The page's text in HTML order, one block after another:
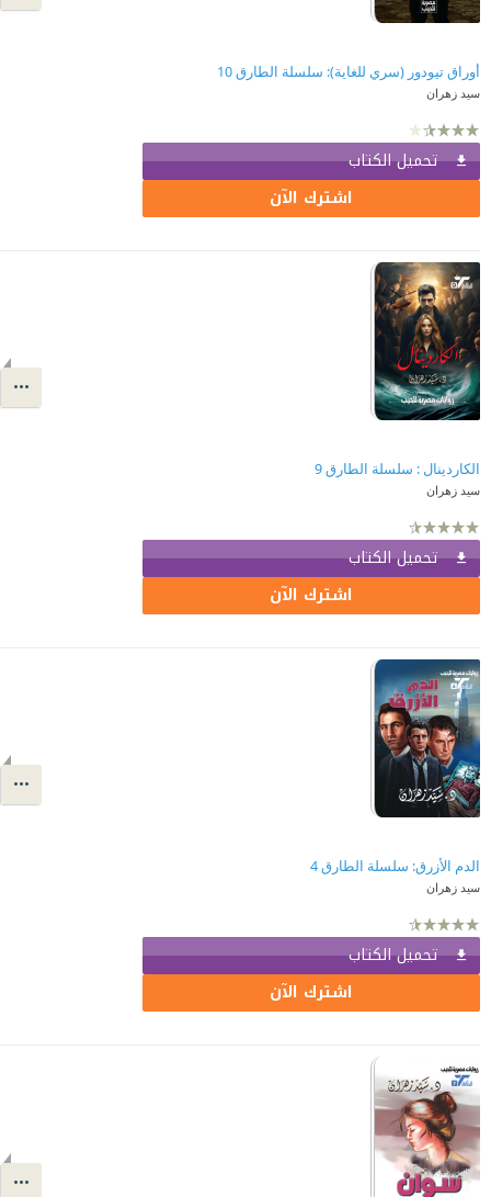
أوراق تيودور (سري للغاية): سلسلة الطارق 10
سيد زهران
تحميل الكتاب
اشترك الآن
الكاردينال : سلسلة الطارق 9
سيد زهران
تحميل الكتاب
اشترك الآن
الدم الأزرق: سلسلة الطارق 4
سيد زهران
تحميل الكتاب
اشترك الآن